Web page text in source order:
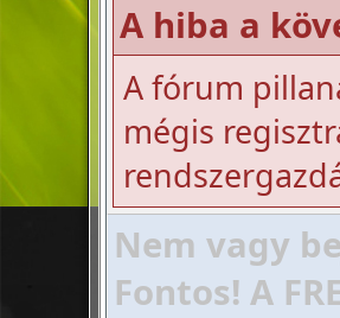
A hiba a
A fórum
mégis
Nem vagy
Fontos! A